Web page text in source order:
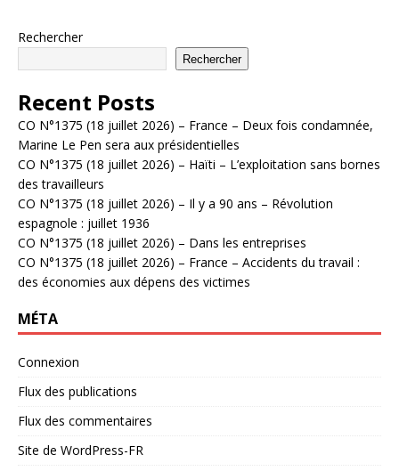
Rechercher
Rechercher
Recent Posts
CO N°1375 (18 juillet 2026) – France – Deux fois condamnée,
Marine Le Pen sera aux présidentielles
CO N°1375 (18 juillet 2026) – Haïti – L’exploitation sans bornes
des travailleurs
CO N°1375 (18 juillet 2026) – Il y a 90 ans – Révolution
espagnole : juillet 1936
CO N°1375 (18 juillet 2026) – Dans les entreprises
CO N°1375 (18 juillet 2026) – France – Accidents du travail :
des économies aux dépens des victimes
MÉTA
Connexion
Flux des publications
Flux des commentaires
Site de WordPress-FR